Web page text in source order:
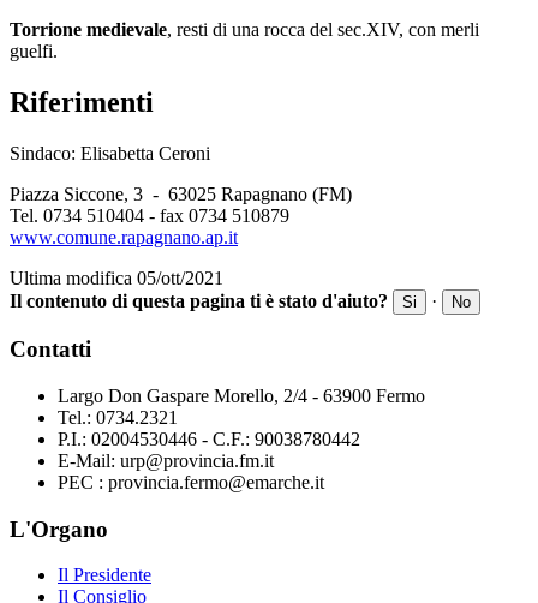
Torrione medievale, resti di una rocca del sec.XIV, con merli
guelfi.
Riferimenti
Sindaco: Elisabetta Ceroni
Piazza Siccone, 3 - 63025 Rapagnano (FM)
Tel. 0734 510404 - fax 0734 510879
www.comune.rapagnano.ap.it
Ultima modifica 05/ott/2021
Il contenuto di questa pagina ti è stato d'aiuto?
Si · No
Contatti
Largo Don Gaspare Morello, 2/4 - 63900 Fermo
Tel.: 0734.2321
P.I.: 02004530446 - C.F.: 90038780442
E-Mail: urp@provincia.fm.it
PEC : provincia.fermo@emarche.it
L'Organo
Il Presidente
Il Consiglio